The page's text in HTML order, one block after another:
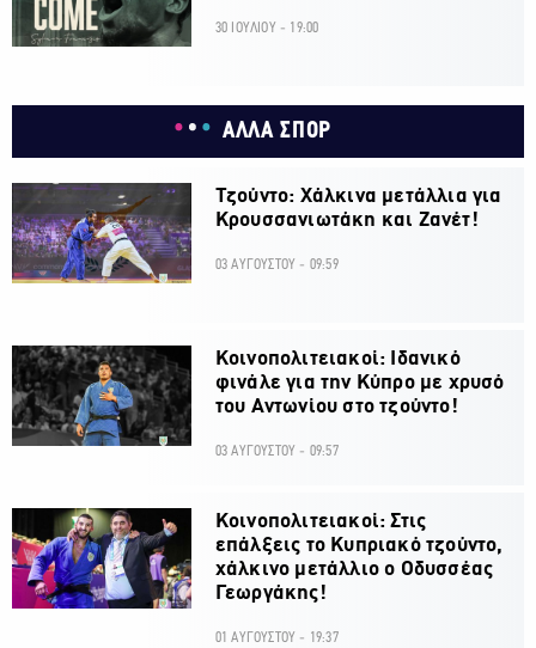
30 ΙΟΥΛΙΟΥ - 19:00
ΑΛΛΑ ΣΠΟΡ
Τζούντο: Χάλκινα μετάλλια για
Κρουσσανιωτάκη και Ζανέτ!
03 ΑΥΓΟΥΣΤΟΥ - 09:59
Κοινοπολιτειακοί: Ιδανικό
φινάλε για την Κύπρο με χρυσό
του Αντωνίου στο τζούντο!
03 ΑΥΓΟΥΣΤΟΥ - 09:57
Κοινοπολιτειακοί: Στις
επάλξεις το Κυπριακό τζούντο,
χάλκινο μετάλλιο ο Οδυσσέας
Γεωργάκης!
01 ΑΥΓΟΥΣΤΟΥ - 19:37